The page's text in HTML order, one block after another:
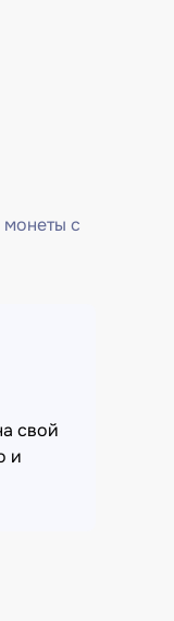
с
свой
и